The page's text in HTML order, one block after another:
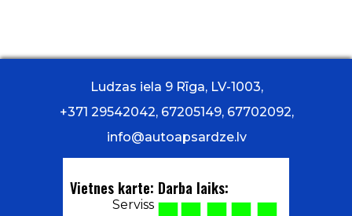
Darba laiks:
Ludzas iela 9 Rīga, LV-1003,
+371 29542042, 67205149, 67702092,
info@autoapsardze.lv
Serviss
Vietnes karte: